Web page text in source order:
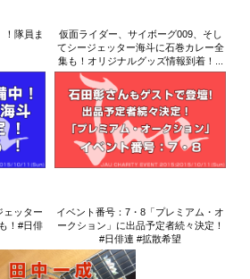
！隊員ま
仮面ライダー、サイボーグ009、そし
てシージェッター海斗に石巻カレー全
集も！オリジナルグッズ情報到着！...
ェッター
！#日俳
イベント番号：7・8「プレミアム・オ
ークション」に出品予定者続々決定！
#日俳連 #拡散希望